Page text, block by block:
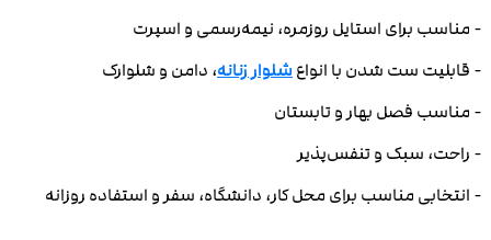
- مناسب برای استایل روزمره، نیمه‌رسمی و اسپرت
- قابلیت ست شدن با انواع شلوار زنانه، دامن و شلوارک
- مناسب فصل بهار و تابستان
- راحت، سبک و تنفس‌پذیر
- انتخابی مناسب برای محل کار، دانشگاه، سفر و استفاده روزانه